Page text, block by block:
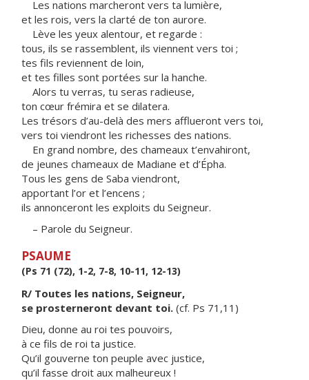
Les nations marcheront vers ta lumière,
et les rois, vers la clarté de ton aurore.
Lève les yeux alentour, et regarde :
tous, ils se rassemblent, ils viennent vers toi ;
tes fils reviennent de loin,
et tes filles sont portées sur la hanche.
Alors tu verras, tu seras radieuse,
ton cœur frémira et se dilatera.
Les trésors d’au-delà des mers afflueront vers toi,
vers toi viendront les richesses des nations.
En grand nombre, des chameaux t’envahiront,
de jeunes chameaux de Madiane et d’Épha.
Tous les gens de Saba viendront,
apportant l’or et l’encens ;
ils annonceront les exploits du Seigneur.
– Parole du Seigneur.
PSAUME
(Ps 71 (72), 1-2, 7-8, 10-11, 12-13)
R/ Toutes les nations, Seigneur,
se prosterneront devant toi. (cf. Ps 71,11)
Dieu, donne au roi tes pouvoirs,
à ce fils de roi ta justice.
Qu’il gouverne ton peuple avec justice,
qu’il fasse droit aux malheureux !